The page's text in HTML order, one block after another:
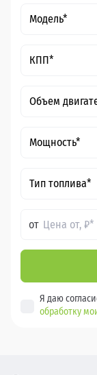
Модель*
КПП*
Объем
Мощность*
Тип топлива*
от
Я даю
обработку